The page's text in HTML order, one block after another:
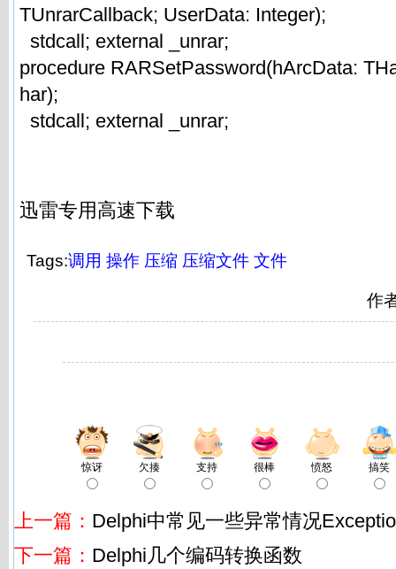
TUnrarCallback; UserData: Integer);
stdcall; external _unrar;
procedure RARSetPassword(hArcData:
har);
stdcall; external _unrar;
迅雷专用高速下载
Tags:调用 操作 压缩 压缩文件 文件
作
惊讶 欠揍 支持 很棒 愤怒 搞笑
上一篇： Delphi中常见一些异常情况
下一篇： Delphi几个编码转换函数